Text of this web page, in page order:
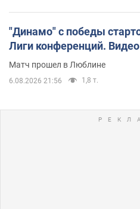
"Динамо" с победы
Лиги конференций. Видео
Матч прошел в Люблине
6.08.2026 21:56 1,8 т.